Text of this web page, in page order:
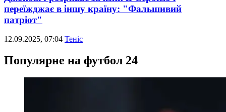
переїжджає в іншу країну: "Фальшивий
патріот"
12.09.2025, 07:04 Теніс
Популярне на футбол 24